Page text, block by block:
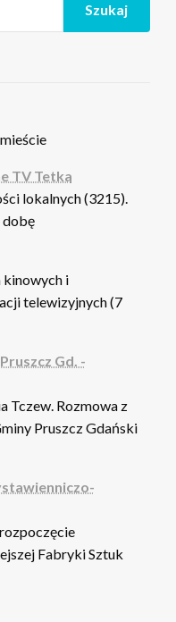
TV Tetka
lokalnych (3215).
dobę
kinowych i
telewizyjnych (7
Gd. -
Tczew. Rozmowa z
Pruszcz Gdański
Fabryki Sztuk